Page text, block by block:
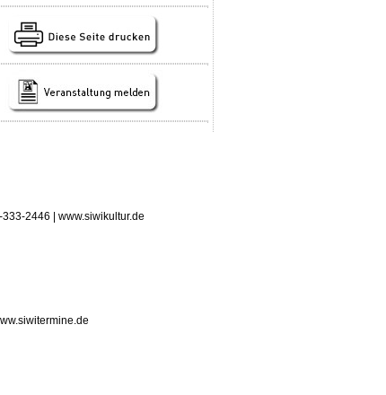
2446 | www.siwikultur.de